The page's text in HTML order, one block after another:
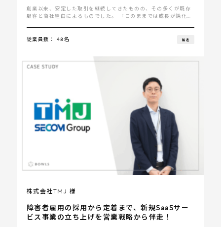
創業以来、安定した取引を継続してきたものの、その多くが既存
顧客と商社経由によるものでした。 「このままでは成長が鈍化し
従業員数： 48名 製造
株式会社TMJ 様
障害者雇用の採用から定着まで、新規SaaSサー
ビス事業の立ち上げを営業戦略から伴走！